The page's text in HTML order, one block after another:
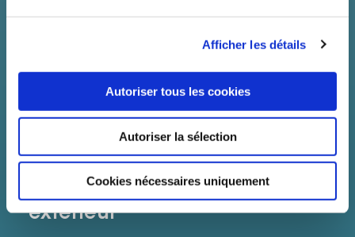
Afficher les détails
Autoriser tous les cookies
Autoriser la sélection
Cookies nécessaires uniquement
Barillet affleurant coté
extérieur